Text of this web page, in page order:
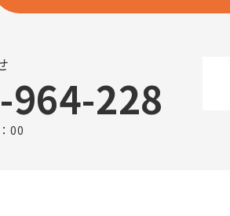
228
00